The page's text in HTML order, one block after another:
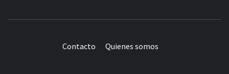
Contacto Quienes somos